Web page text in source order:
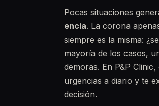
Pocas situaciones
encía. La corona
siempre es la misma:
mayoría de los casos,
demoras. En P&P
urgencias a diario y te
decisión.